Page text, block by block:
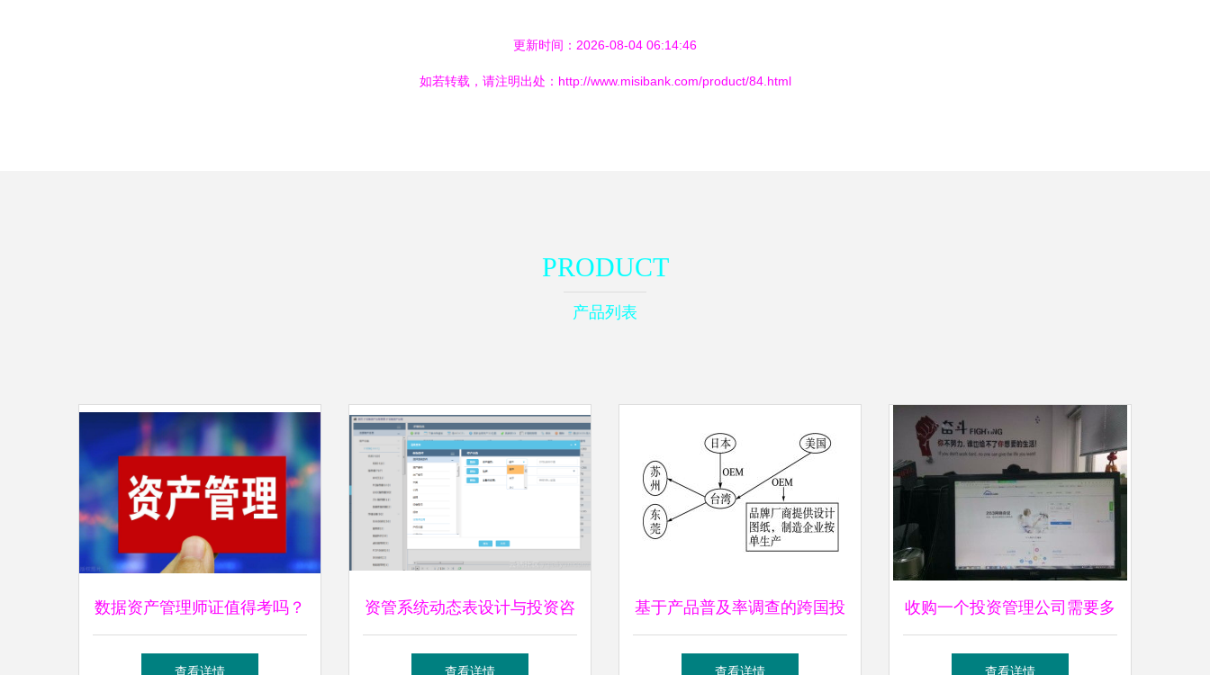
更新时间：2026-08-04 06:14:46
如若转载，请注明出处：http://www.misibank.com/product/84.html
PRODUCT
产品列表
数据资产管理师证值得考吗？
一册全解 从价值到投资实操
查看详情
资管系统动态表设计与投资咨
询场景优化探究
查看详情
基于产品普及率调查的跨国投
资决策分析
查看详情
收购一个投资管理公司需要多
少钱？——天津会计审计视角
查看详情